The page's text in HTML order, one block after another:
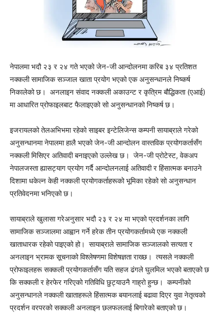
नेपालमा भदौ २३ र २४ गते भएको जेन-जी आन्दोलनमा करिब ३४ प्रतिशत
नक्कली सामाजिक सञ्जाल खाता प्रयोग भएको एक अनुसन्धानले निष्कर्ष
निकालेको छ। अनलाइन संवाद नक्कली अकाउन्ट र कृत्रिम बौद्धिकता (एआई)
मा आधारित प्रोफाइलबाट फैलाइएको सो अनुसन्धानको निष्कर्ष छ।
इजरायलको तेलअभिभमा रहेको साइबर इन्टेलिजेन्स कम्पनी सायाब्राले गरेको
अनुसन्धानमा नेपालमा हालै भएको जेन-जी आन्दोलन वास्तविक प्रयोगकर्तासँग
नक्कली मिसिएर अतिवादी बनाइएको उल्लेख छ। जेन-जी प्रोटेस्ट, वेकअप
नेपालजस्ता ह्यासट्याग प्रयोग गर्दै आन्दोलनलाई अतिवादी र हिंसात्मक बनाउने
दिशामा धकेल्न केही नक्कली प्रयोगकर्ताहरूको भूमिका रहेको सो अनुसन्धान
प्रतिवेदनमा भनिएको छ।
सायाब्राले खुलासा गरेअनुसार भदौ २३ र २४ मा भएको प्रदर्शनका लागि
सामाजिक सञ्जालमा आह्वान गर्ने हरेक तीन प्रयोगकर्तामध्ये एक नक्कली
खाताधारक रहेको पाइएको हो। सायाब्राले सामाजिक सञ्जालको सत्यता र
अनलाइन भ्रामक सूचनाको विश्लेषणमा विशेषज्ञता राख्छ। त्यसले नक्कली
प्रोफाइलहरू सक्कली प्रयोगकर्तासँग यति सहज ढंगले घुलमिल भएको बताएको छ
कि सक्कली र हेरफेर गरिएको गतिविधि छुट्याउनै गाह्रो हुन्छ। कम्पनीको
अनुसन्धानले नक्कली खाताहरूले हिंसात्मक बयानलाई बढावा दिएर युवा नेतृत्वको
प्रदर्शन वरपरको सक्कली अनलाइन छलफललाई बिगारेको बताएको छ।